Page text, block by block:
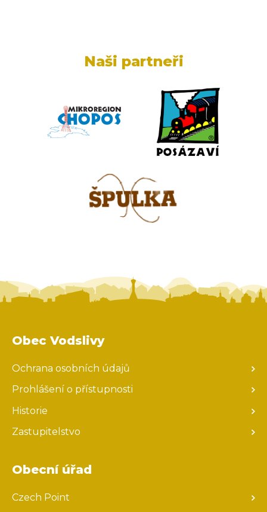
Naši partneři
Obec Vodslivy
Ochrana osobních údajů
Prohlášení o přístupnosti
Historie
Zastupitelstvo
Obecní úřad
Czech Point